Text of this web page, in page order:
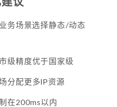
务场景选择静态/动态
级精度优于国家级
分配更多IP资源
在200ms以内